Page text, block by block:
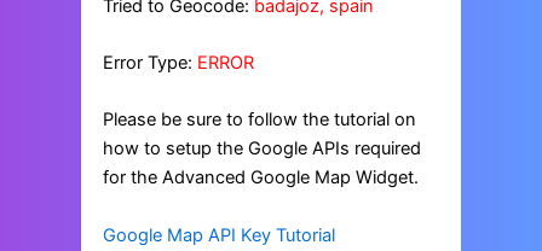
Tried to Geocode: badajoz, spain
Error Type: ERROR
Please be sure to follow the tutorial on
how to setup the Google APIs required
for the Advanced Google Map Widget.
Google Map API Key Tutorial